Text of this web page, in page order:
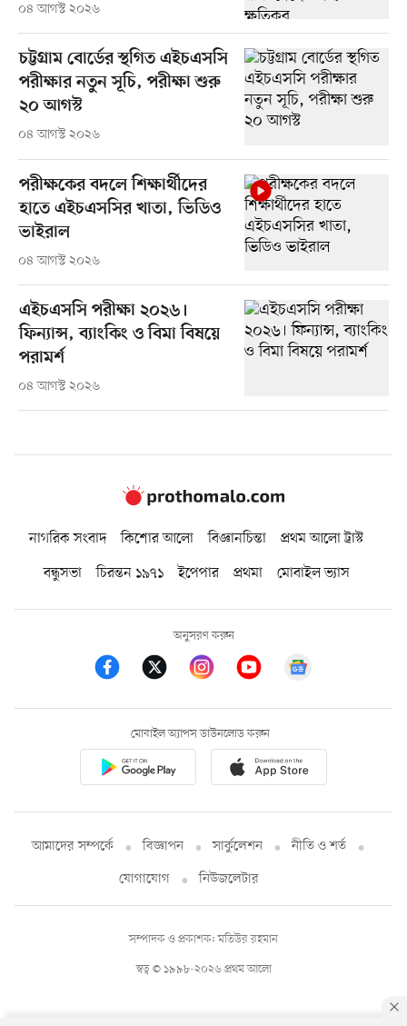
০৪ আগস্ট ২০২৬
চট্টগ্রাম বোর্ডের স্থগিত এইচএসসি
পরীক্ষার নতুন সূচি, পরীক্ষা শুরু
২০ আগস্ট
০৪ আগস্ট ২০২৬
পরীক্ষকের বদলে শিক্ষার্থীদের
হাতে এইচএসসির খাতা, ভিডিও
ভাইরাল
০৪ আগস্ট ২০২৬
এইচএসসি পরীক্ষা ২০২৬।
ফিন্যান্স, ব্যাংকিং ও বিমা বিষয়ে
পরামর্শ
০৪ আগস্ট ২০২৬
নাগরিক সংবাদ কিশোর আলো বিজ্ঞানচিন্তা
প্রথম আলো ট্রাস্ট
বন্ধুসভা
চিরন্তন ১৯৭১ ইপেপার প্রথমা মোবাইল ভ্যাস
অনুসরণ করুন
মোবাইল অ্যাপস ডাউনলোড করুন
আমাদের সম্পর্কে বিজ্ঞাপন সার্কুলেশন
নীতি ও শর্ত
যোগাযোগ
নিউজলেটার
স্বত্ব © ১৯৯৮-২০২৬ প্রথম আলো
সম্পাদক ও প্রকাশক: মতিউর রহমান